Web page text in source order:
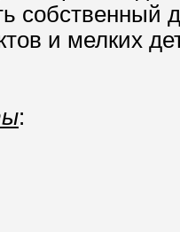
и мелких
: